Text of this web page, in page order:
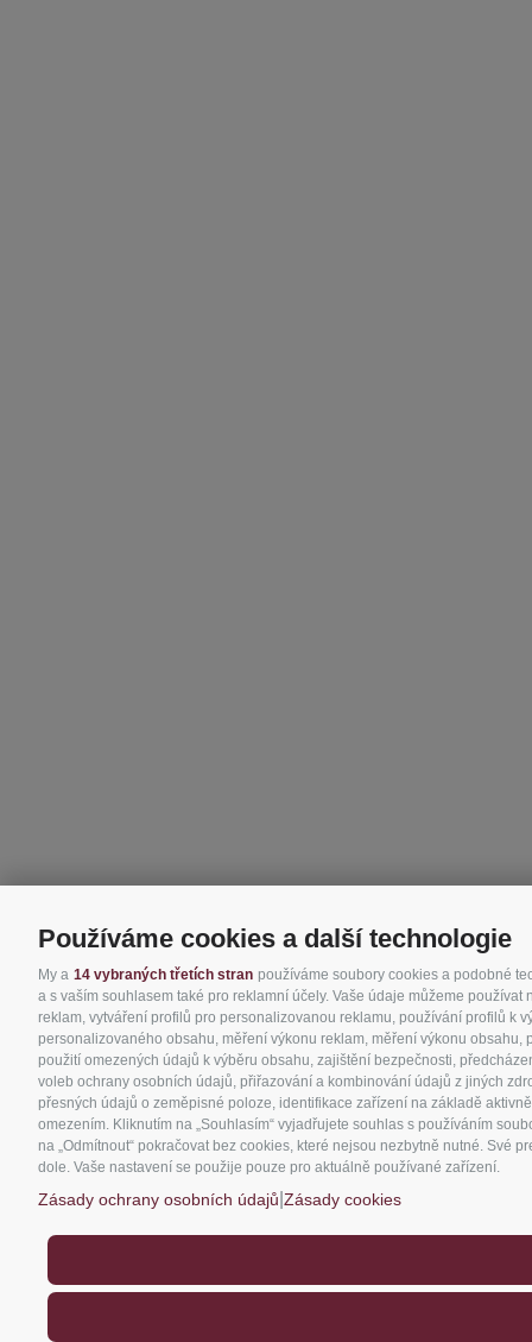
Používáme cookies a další technologie
My a 14 vybraných třetích stran používáme soubory cookies a podobné
a s vaším souhlasem také pro reklamní účely. Vaše údaje můžeme
reklam, vytváření profilů pro personalizovanou reklamu, používání profilů k
personalizovaného obsahu, měření výkonu reklam, měření výkonu
použití omezených údajů k výběru obsahu, zajištění bezpečnosti,
voleb ochrany osobních údajů, přiřazování a kombinování údajů z jiných
přesných údajů o zeměpisné poloze, identifikace zařízení na základě
omezením. Kliknutím na „Souhlasím“ vyjadřujete souhlas s používáním
na „Odmítnout“ pokračovat bez cookies, které nejsou nezbytně nutné. Své
dole. Vaše nastavení se použije pouze pro aktuálně používané zařízení.
Zásady ochrany osobních údajů Zásady cookies